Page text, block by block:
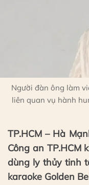
Người đàn ông làm
liên quan vụ hành
TP.HCM – Hà
Công an TP.HCM
dùng ly thủy tinh
karaoke Golden